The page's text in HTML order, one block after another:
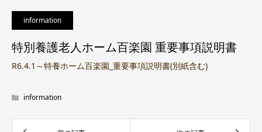
information
特別養護老人ホーム百楽園 重要事項説明書
R6.4.1～特養ホーム百楽園_重要事項説明書(別紙含む)
information